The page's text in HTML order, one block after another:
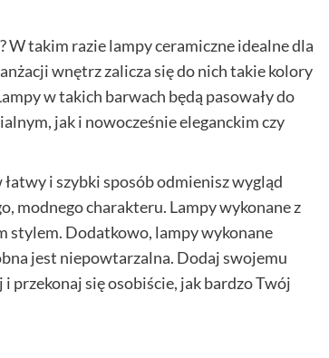
takim razie lampy ceramiczne idealne dla
wnętrz zalicza się do nich takie kolory
w takich barwach będą pasowały do
jak i nowocześnie eleganckim czy
i szybki sposób odmienisz wygląd
modnego charakteru. Lampy wykonane z
stylem. Dodatkowo, lampy wykonane
jest niepowtarzalna. Dodaj swojemu
przekonaj się osobiście, jak bardzo Twój